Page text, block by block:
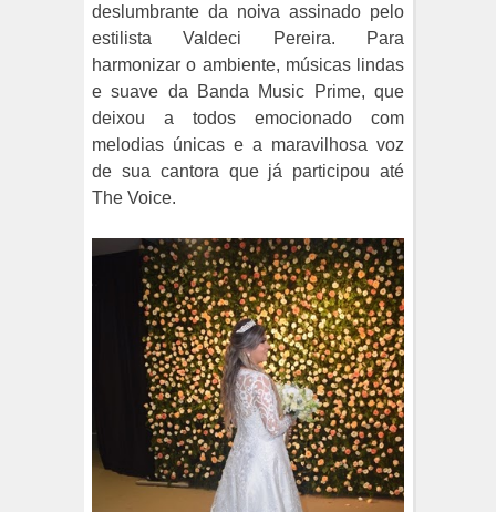
deslumbrante da noiva assinado pelo
estilista Valdeci Pereira. Para
harmonizar o ambiente, músicas lindas
e suave da Banda Music Prime, que
deixou a todos emocionado com
melodias únicas e a maravilhosa voz
de sua cantora que já participou até
The Voice.